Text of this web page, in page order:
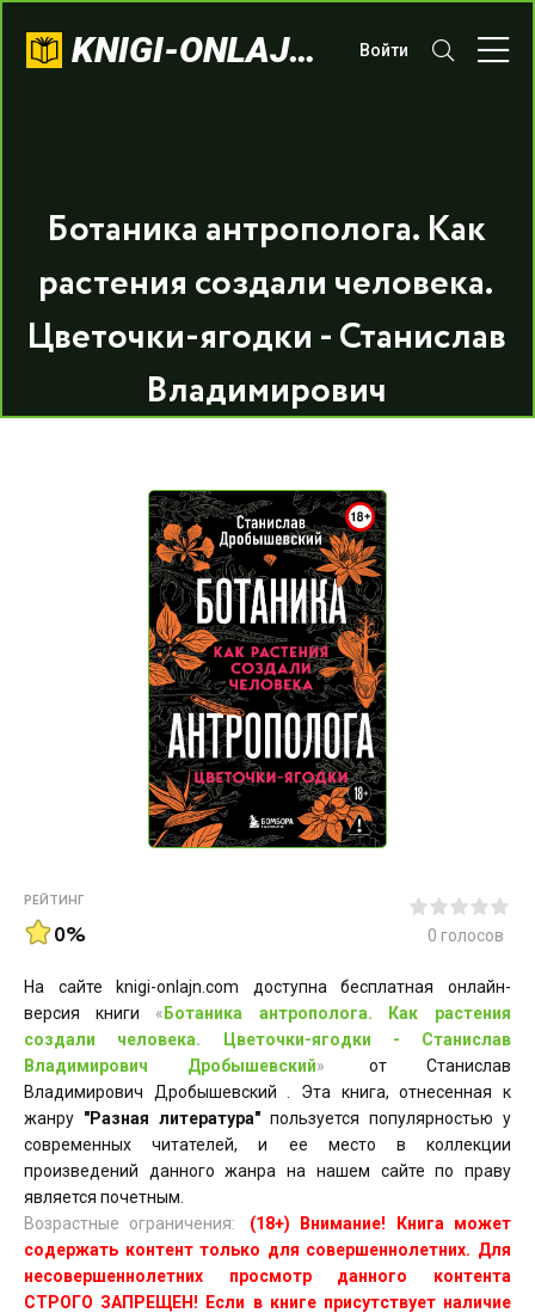
KNIGI-ONLAJN.COM Войти
Ботаника антрополога. Как
растения создали человека.
Цветочки-ягодки - Станислав
Владимирович
РЕЙТИНГ
0% 0 голосов
На сайте knigi-onlajn.com доступна бесплатная онлайн-
версия книги « Ботаника антрополога. Как растения
создали человека. Цветочки-ягодки - Станислав
Владимирович Дробышевский»
от Станислав
Владимирович Дробышевский . Эта книга, отнесенная к
жанру "Разная литература" пользуется популярностью у
современных читателей, и ее место в коллекции
произведений данного жанра на нашем сайте по праву
является почетным.
Возрастные ограничения:
(18+) Внимание! Книга может
содержать контент только для совершеннолетних. Для
несовершеннолетних просмотр данного контента
СТРОГО ЗАПРЕЩЕН! Если в книге присутствует наличие